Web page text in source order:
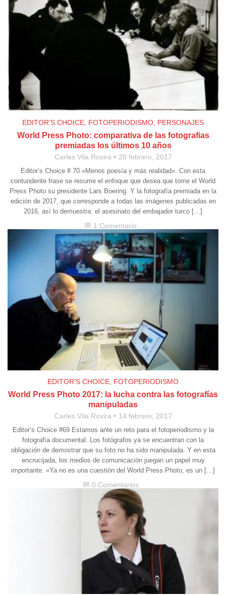
EDITOR'S CHOICE, FOTOPERIODISMO, PERSONAJES
World Press Photo: comparativa de las fotografias
premiadas los últimos 10 años
Carles Vila Rovira 20 febrero, 2017
Editor’s Choice # 70 «Menos poesía y más realidad». Con esta
contundente frase se resume el enfoque que desea que tome el World
Press Photo su presidente Lars Boering. Y la fotografía premiada en la
edición de 2017, que corresponde a todas las imágenes publicadas en
2016, así lo demuestra: el asesinato del embajador turco […]
chat_bubble 1 Comentario
EDITOR'S CHOICE FOTOPERIODISMO
World Press Photo 2017: la lucha contra las fotografías
manipuladas
Carles Vila Rovira 14 febrero, 2017
Editor’s Choice #69 Estamos ante un reto para el fotoperiodismo y la
fotografía documental. Los fotógrafos ya se encuentran con la
obligación de demostrar que su foto no ha sido manipulada. Y en esta
encrucijada, los medios de comunicación juegan un papel muy
importante. «Ya no es una cuestión del World Press Photo, es un […]
chat_bubble 0 Comentarios